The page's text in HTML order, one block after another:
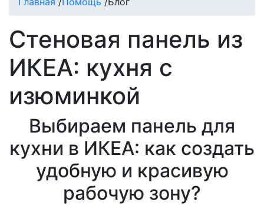
Стеновая панель из
ИКЕА: кухня с
изюминкой
Выбираем панель для
кухни в ИКЕА: как создать
удобную и красивую
рабочую зону?